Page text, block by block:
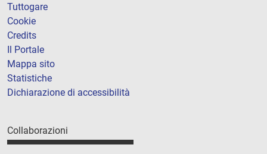
Tuttogare
Cookie
Credits
Il Portale
Mappa sito
Statistiche
Dichiarazione di accessibilità
Collaborazioni